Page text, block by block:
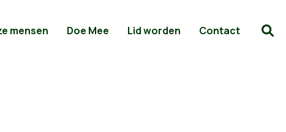
mensen Doe Mee Lid worden Contact